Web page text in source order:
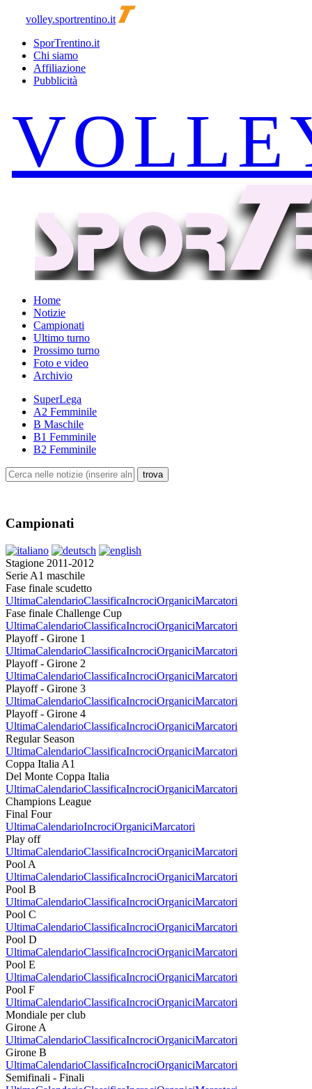
volley.sportrentino.it
SporTrentino.it
Chi siamo
Affiliazione
Pubblicità
Home
Notizie
Campionati
Ultimo turno
Prossimo turno
Foto e video
Archivio
SuperLega
A2 Femminile
B Maschile
B1 Femminile
B2 Femminile
Campionati
Stagione 2011-2012
Serie A1 maschile
Fase finale scudetto
UltimaCalendarioClassificaIncrociOrganiciMarcatori
Fase finale Challenge Cup
UltimaCalendarioClassificaIncrociOrganiciMarcatori
Playoff - Girone 1
UltimaCalendarioClassificaIncrociOrganiciMarcatori
Playoff - Girone 2
UltimaCalendarioClassificaIncrociOrganiciMarcatori
Playoff - Girone 3
UltimaCalendarioClassificaIncrociOrganiciMarcatori
Playoff - Girone 4
UltimaCalendarioClassificaIncrociOrganiciMarcatori
Regular Season
UltimaCalendarioClassificaIncrociOrganiciMarcatori
Coppa Italia A1
Del Monte Coppa Italia
UltimaCalendarioClassificaIncrociOrganiciMarcatori
Champions League
Final Four
UltimaCalendarioIncrociOrganiciMarcatori
Play off
UltimaCalendarioClassificaIncrociOrganiciMarcatori
Pool A
UltimaCalendarioClassificaIncrociOrganiciMarcatori
Pool B
UltimaCalendarioClassificaIncrociOrganiciMarcatori
Pool C
UltimaCalendarioClassificaIncrociOrganiciMarcatori
Pool D
UltimaCalendarioClassificaIncrociOrganiciMarcatori
Pool E
UltimaCalendarioClassificaIncrociOrganiciMarcatori
Pool F
UltimaCalendarioClassificaIncrociOrganiciMarcatori
Mondiale per club
Girone A
UltimaCalendarioClassificaIncrociOrganiciMarcatori
Girone B
UltimaCalendarioClassificaIncrociOrganiciMarcatori
Semifinali - Finali